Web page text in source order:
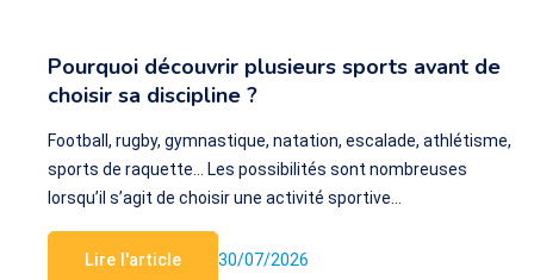
Pourquoi découvrir plusieurs sports avant de
choisir sa discipline ?
Football, rugby, gymnastique, natation, escalade, athlétisme,
sports de raquette… Les possibilités sont nombreuses
lorsqu’il s’agit de choisir une activité sportive…
Lire l'article 30/07/2026